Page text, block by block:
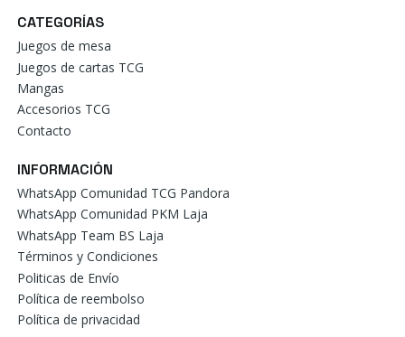
CATEGORÍAS
Juegos de mesa
Juegos de cartas TCG
Mangas
Accesorios TCG
Contacto
INFORMACIÓN
WhatsApp Comunidad TCG Pandora
WhatsApp Comunidad PKM Laja
WhatsApp Team BS Laja
Términos y Condiciones
Politicas de Envío
Política de reembolso
Política de privacidad